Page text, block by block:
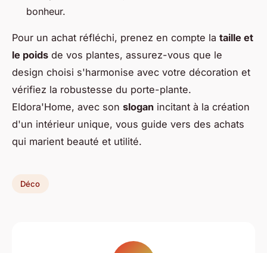
bonheur.
Pour un achat réfléchi, prenez en compte la taille et
le poids de vos plantes, assurez-vous que le
design choisi s'harmonise avec votre décoration et
vérifiez la robustesse du porte-plante.
Eldora'Home, avec son slogan incitant à la création
d'un intérieur unique, vous guide vers des achats
qui marient beauté et utilité.
Déco